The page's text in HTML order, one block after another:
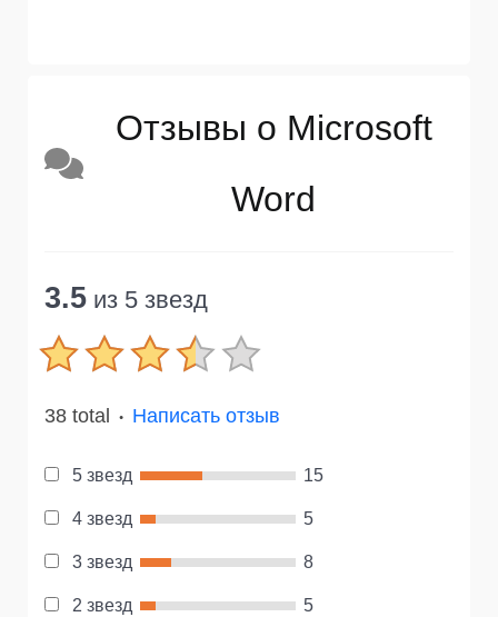
Отзывы о Microsoft
Word
3.5 из 5 звезд
38 total ● Написать отзыв
5 звезд 15
4 звезд 5
3 звезд 8
2 звезд 5